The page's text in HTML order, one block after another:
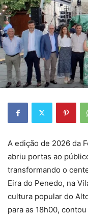
A edição de 2026 da
abriu portas ao
transformando o
Eira do Penedo, na
cultura popular do
para as 18h00,